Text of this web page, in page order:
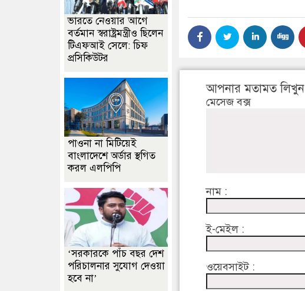
আপনার মতামত লিখুন
মেসেজ বক্স
নাম :
ই-মেইল :
ওয়েবসাইট :
ভারতে নেওয়ার আগে
বর্তমান স্বরাষ্ট্রমন্ত্রীও ছিলেন
টিএফআই সেলে: চিফ
প্রসিকিউটর
পাওনা না মিটিয়েই
বাংলাদেশে অর্ডার স্থগিত
করল এলপিপি
‘সরকারকে পাঁচ বছর দেশ
পরিচালনার সুযোগ দেওয়া
হবে না’